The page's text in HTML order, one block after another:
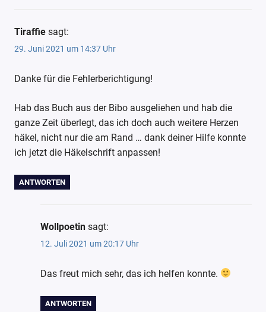
Tiraffie sagt:
29. Juni 2021 um 14:37 Uhr
Danke für die Fehlerberichtigung!
Hab das Buch aus der Bibo ausgeliehen und hab die
ganze Zeit überlegt, das ich doch auch weitere Herzen
häkel, nicht nur die am Rand … dank deiner Hilfe konnte
ich jetzt die Häkelschrift anpassen!
ANTWORTEN
Wollpoetin sagt:
12. Juli 2021 um 20:17 Uhr
Das freut mich sehr, das ich helfen konnte.
ANTWORTEN